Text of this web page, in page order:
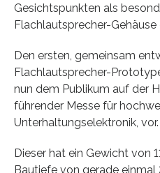
Gesichtspunkten als
Flachlautsprecher-Gehäuse
Den ersten, gemeinsam
Flachlautsprecher-
nun dem Publikum auf der
führender Messe für
Unterhaltungselektronik, vor.
Dieser hat ein Gewicht von
Bautiefe von gerade einmal